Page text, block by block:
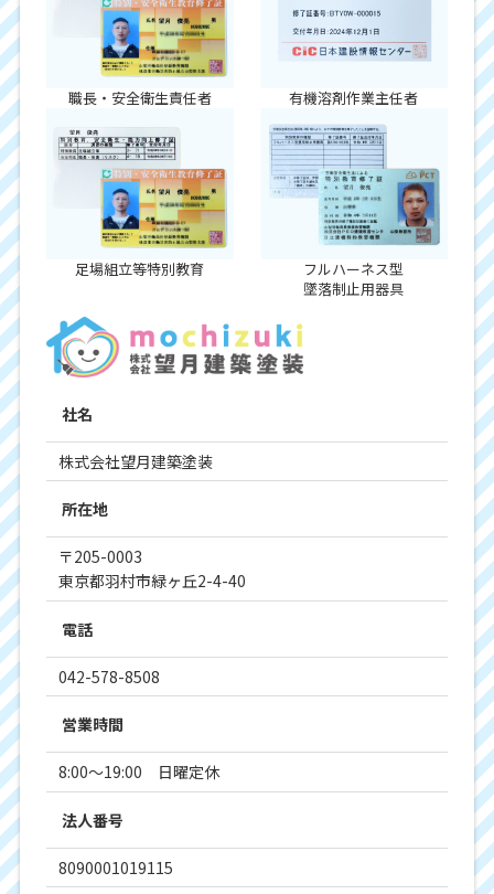
職長・安全衛生責任者 有機溶剤作業主任者
足場組立等特別教育
フルハーネス型
墜落制止用器具
社名
株式会社望月建築塗装
所在地
〒205-0003
東京都羽村市緑ヶ丘2-4-40
電話
042-578-8508
営業時間
8:00～19:00 日曜定休
法人番号
8090001019115